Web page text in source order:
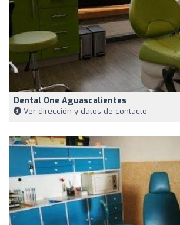
Dental One Aguascalientes
Ver dirección y datos de contacto